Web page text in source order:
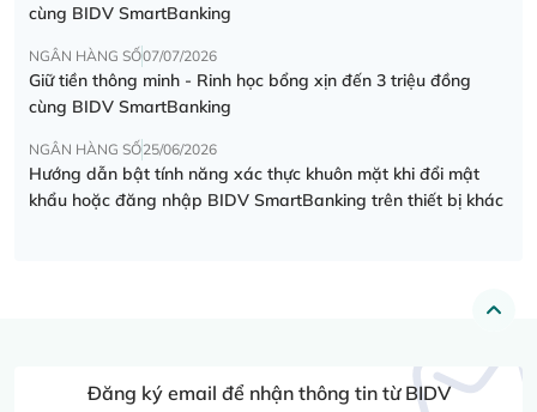
cùng BIDV SmartBanking
NGÂN HÀNG SỐ07/07/2026
Giữ tiền thông minh - Rinh học bổng xịn đến 3 triệu đồng
cùng BIDV SmartBanking
NGÂN HÀNG SỐ25/06/2026
Hướng dẫn bật tính năng xác thực khuôn mặt khi đổi mật
khẩu hoặc đăng nhập BIDV SmartBanking trên thiết bị khác
Đăng ký email để nhận thông tin từ BIDV